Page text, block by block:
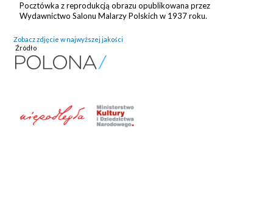
Pocztówka z reprodukcją obrazu opublikowana przez
Wydawnictwo Salonu Malarzy Polskich w 1937 roku.
Zobacz zdjęcie w najwyższej jakości
Źródło